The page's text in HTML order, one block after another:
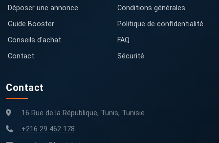
Déposer une annonce
Guide Booster
Conseils d'achat
Contact
Conditions générales
Politique de confidentialité
FAQ
Sécurité
Contact
16 Rue de la République, Tunis, Tunisie
+216 29 462 178